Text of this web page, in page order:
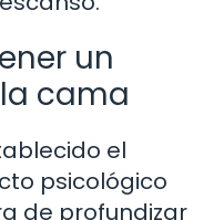
un
cama
el
psicológico
de profundizar